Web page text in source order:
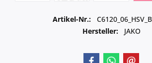
Artikel-Nr.:
Hersteller:
JAKO